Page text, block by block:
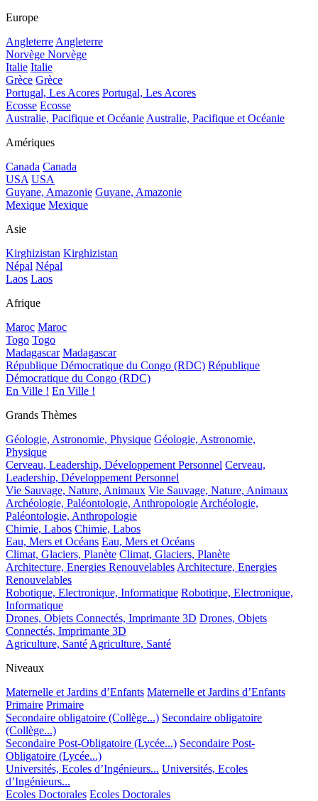
Europe
Angleterre Angleterre
Norvège Norvège
Italie Italie
Grèce Grèce
Portugal, Les Acores Portugal, Les Acores
Ecosse Ecosse
Australie, Pacifique et Océanie Australie, Pacifique et Océanie
Amériques
Canada Canada
USA USA
Guyane, Amazonie Guyane, Amazonie
Mexique Mexique
Asie
Kirghizistan Kirghizistan
Népal Népal
Laos Laos
Afrique
Maroc Maroc
Togo Togo
Madagascar Madagascar
République Démocratique du Congo (RDC) République
Démocratique du Congo (RDC)
En Ville ! En Ville !
Grands Thèmes
Géologie, Astronomie, Physique Géologie, Astronomie,
Physique
Cerveau, Leadership, Développement Personnel Cerveau,
Leadership, Développement Personnel
Vie Sauvage, Nature, Animaux Vie Sauvage, Nature, Animaux
Archéologie, Paléontologie, Anthropologie Archéologie,
Paléontologie, Anthropologie
Chimie, Labos Chimie, Labos
Eau, Mers et Océans Eau, Mers et Océans
Climat, Glaciers, Planète Climat, Glaciers, Planète
Architecture, Energies Renouvelables Architecture, Energies
Renouvelables
Robotique, Electronique, Informatique Robotique, Electronique,
Informatique
Drones, Objets Connectés, Imprimante 3D Drones, Objets
Connectés, Imprimante 3D
Agriculture, Santé Agriculture, Santé
Niveaux
Maternelle et Jardins d’Enfants Maternelle et Jardins d’Enfants
Primaire Primaire
Secondaire obligatoire (Collège...) Secondaire obligatoire
(Collège...)
Secondaire Post-Obligatoire (Lycée...) Secondaire Post-
Obligatoire (Lycée...)
Universités, Ecoles d’Ingénieurs... Universités, Ecoles
d’Ingénieurs...
Ecoles Doctorales Ecoles Doctorales